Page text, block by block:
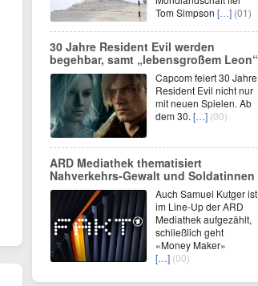
Tom Simpson […] (01)
30 Jahre Resident Evil werden
begehbar, samt „lebensgroßem Leon“
Capcom feiert 30 Jahre
Resident Evil nicht nur
mit neuen Spielen. Ab
dem 30. […] (00)
ARD Mediathek thematisiert
Nahverkehrs-Gewalt und Soldatinnen
Auch Samuel Kutger ist
im Line-Up der ARD
Mediathek aufgezählt,
schließlich geht
«Money Maker»
[…] (00)